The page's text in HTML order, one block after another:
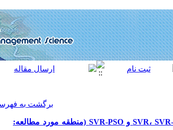
برگشت به
بررسی کیفیت آب سطحی و مدل سازی شاخص کیفیت آب با استفاده از SVR، SVR-GWO و SVR-PSO (منطقه مورد مطالعه: